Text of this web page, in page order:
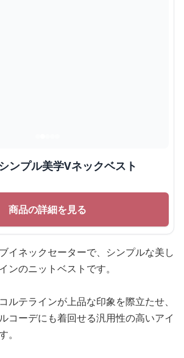
ンプル美学Vネックベスト
商品の詳細を見る
イネックセーターで、シンプルな美し
ンのニットベストです。
ルテラインが上品な印象を際立たせ、
コーデにも着回せる汎用性の高いアイ
。